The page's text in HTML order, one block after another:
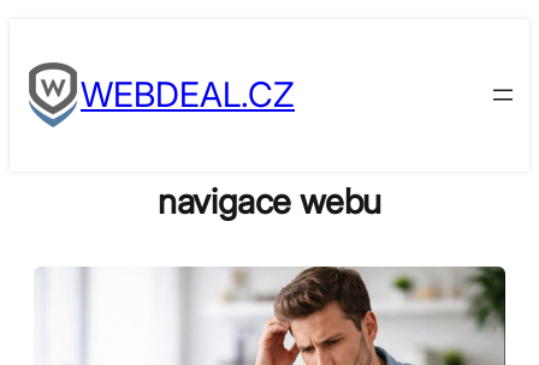
to
contentWEBDEAL.CZ
navigace webu